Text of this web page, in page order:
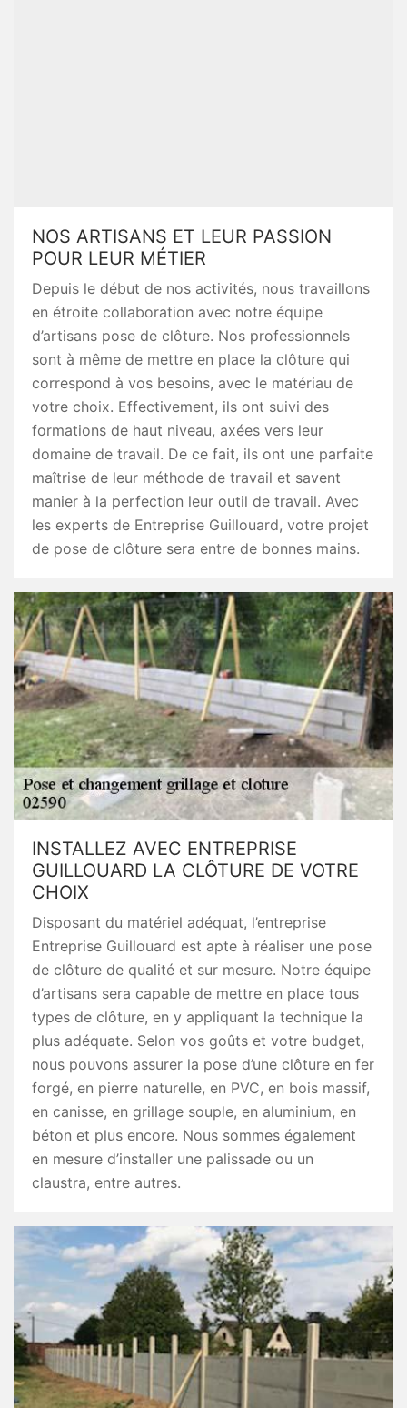
NOS ARTISANS ET LEUR PASSION
POUR LEUR MÉTIER
Depuis le début de nos activités, nous travaillons
en étroite collaboration avec notre équipe
d’artisans pose de clôture. Nos professionnels
sont à même de mettre en place la clôture qui
correspond à vos besoins, avec le matériau de
votre choix. Effectivement, ils ont suivi des
formations de haut niveau, axées vers leur
domaine de travail. De ce fait, ils ont une parfaite
maîtrise de leur méthode de travail et savent
manier à la perfection leur outil de travail. Avec
les experts de Entreprise Guillouard, votre projet
de pose de clôture sera entre de bonnes mains.
INSTALLEZ AVEC ENTREPRISE
GUILLOUARD LA CLÔTURE DE VOTRE
CHOIX
Disposant du matériel adéquat, l’entreprise
Entreprise Guillouard est apte à réaliser une pose
de clôture de qualité et sur mesure. Notre équipe
d’artisans sera capable de mettre en place tous
types de clôture, en y appliquant la technique la
plus adéquate. Selon vos goûts et votre budget,
nous pouvons assurer la pose d’une clôture en fer
forgé, en pierre naturelle, en PVC, en bois massif,
en canisse, en grillage souple, en aluminium, en
béton et plus encore. Nous sommes également
en mesure d’installer une palissade ou un
claustra, entre autres.